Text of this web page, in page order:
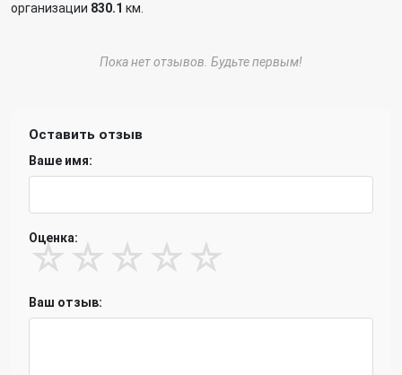
организации 830.1 км.
Пока нет отзывов. Будьте первым!
Оставить отзыв
Ваше имя:
Оценка:
☆ ☆ ☆ ☆ ☆
Ваш отзыв: